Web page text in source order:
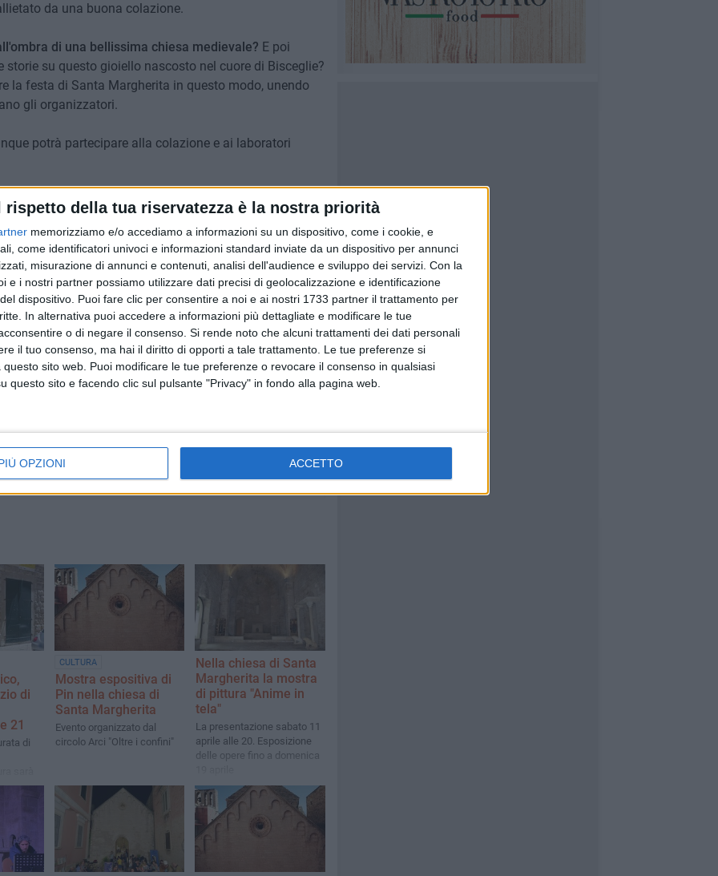
rispetto della tua riservatezza è la nostra priorità
memorizziamo e/o accediamo a informazioni su un dispositivo, come i cookie, e
come identificatori univoci e informazioni standard inviate da un dispositivo per annunci
misurazione di annunci e contenuti, analisi dell'audience e sviluppo dei servizi. Con la
e i nostri partner possiamo utilizzare dati precisi di geolocalizzazione e identificazione
dispositivo. Puoi fare clic per consentire a noi e ai nostri 1733 partner il trattamento per
In alternativa puoi accedere a informazioni più dettagliate e modificare le tue
o di negare il consenso. Si rende noto che alcuni trattamenti dei dati personali
il tuo consenso, ma hai il diritto di opporti a tale trattamento. Le tue preferenze si
sito web. Puoi modificare le tue preferenze o revocare il consenso in qualsiasi
questo sito e facendo clic sul pulsante "Privacy" in fondo alla pagina web.
OPZIONI ACCETTO
da una buona colazione.
di una bellissima chiesa medievale? E poi
storie su questo gioiello nascosto nel cuore di Bisceglie?
la festa di Santa Margherita in questo modo, unendo
gli organizzatori.
potrà partecipare alla colazione e ai laboratori
posto da 827 anni. Tutto intorno il panorama è
nel suo stile romanico. Un tesoro da valorizzare e
21.
21 luglio dalle ore 09.00.Per maggiori informazioni
l'Associazione 21 tramite whatsapp al numero
7 AGOSTO 2026
di
21
di
un
Di
CULTURA
Mostra espositiva di
Pin nella chiesa di
Santa Margherita
Evento organizzato dal
circolo Arci "Oltre i confini"
Nella chiesa di Santa
Margherita la mostra
di pittura "Anime in
tela"
La presentazione sabato 11
aprile alle 20. Esposizione
delle opere fino a domenica